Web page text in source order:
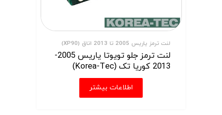
لنت ترمز یاریس 2005 تا 2013 اتاق (XP90)
لنت ترمز جلو تویوتا یاریس 2005-
2013 کوریا تک (Korea-Tec)
اطلاعات بیشتر